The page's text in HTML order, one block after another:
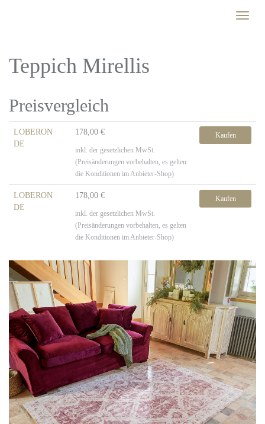
Toggle
Teppich Mirellis
Preisvergleich
LOBERON
DE
178,00 €
inkl. der gesetzlichen MwSt.
(Preisänderungen vorbehalten, es gelten
die Konditionen im Anbieter-Shop)
Kaufen
LOBERON
DE
178,00 €
inkl. der gesetzlichen MwSt.
(Preisänderungen vorbehalten, es gelten
die Konditionen im Anbieter-Shop)
Kaufen